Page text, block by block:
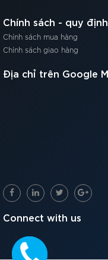
Thiết Bị Điện AS
Chính sách - quy định
Chính sách mua hàng
Chính sách giao hàng
Địa chỉ trên Google
Connect with us